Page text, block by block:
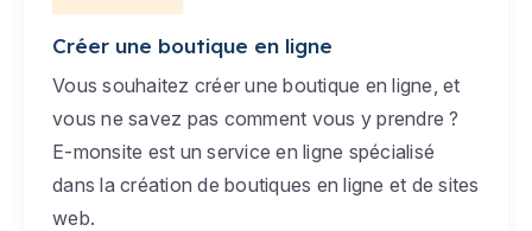
Créer une boutique en ligne
Vous souhaitez créer une boutique en ligne, et
vous ne savez pas comment vous y prendre ?
E-monsite est un service en ligne spécialisé
dans la création de boutiques en ligne et de sites
web.